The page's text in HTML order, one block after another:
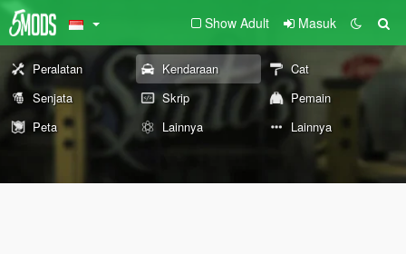
Show Adult Masuk
Peralatan Kendaraan
Cat
Senjata
Skrip
Pemain
Peta
Lainnya Lainnya